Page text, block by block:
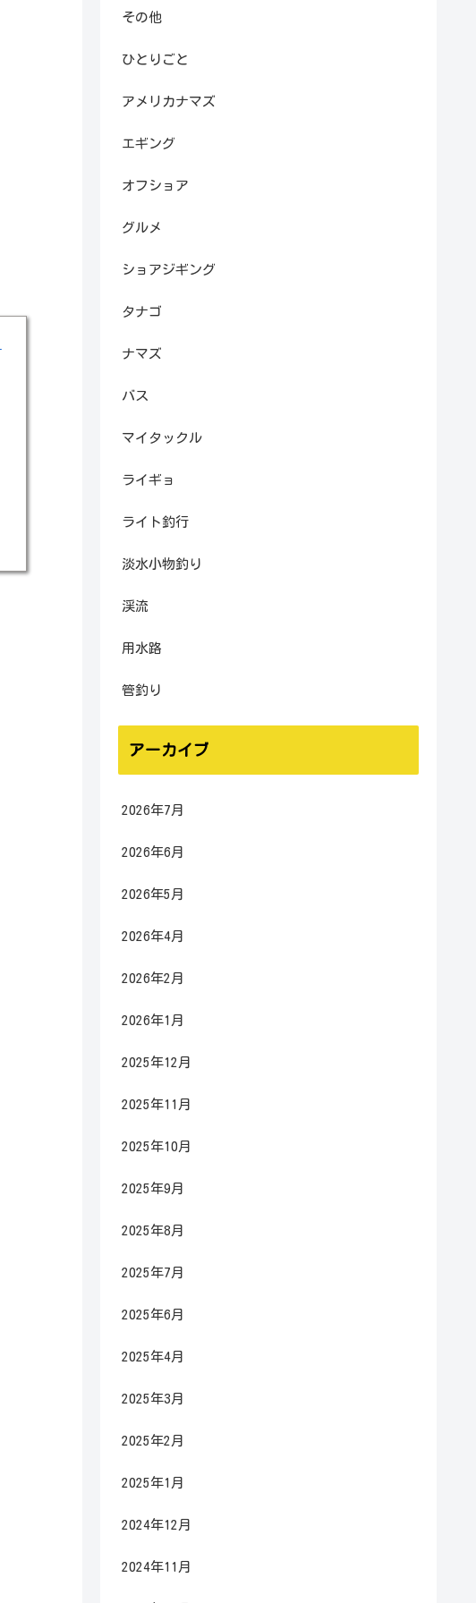
その他
ひとりごと
アメリカナマズ
エギング
オフショア
グルメ
ショアジギング
タナゴ
ナマズ
バス
マイタックル
ライギョ
ライト釣行
淡水小物釣り
渓流
用水路
管釣り
アーカイブ
2026年7月
2026年6月
2026年5月
2026年4月
2026年2月
2026年1月
2025年12月
2025年11月
2025年10月
2025年9月
2025年8月
2025年7月
2025年6月
2025年4月
2025年3月
2025年2月
2025年1月
2024年12月
2024年11月